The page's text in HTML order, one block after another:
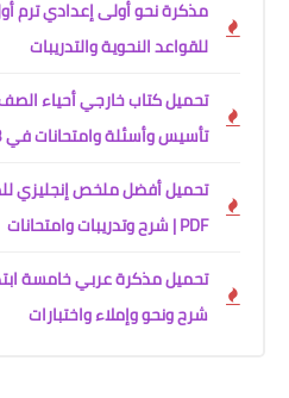
للقواعد النحوية والتدريبات
تأسيس وأسئلة وامتحانات في 3 أجزاء
PDF | شرح وتدريبات وامتحانات
شرح ونحو وإملاء واختبارات